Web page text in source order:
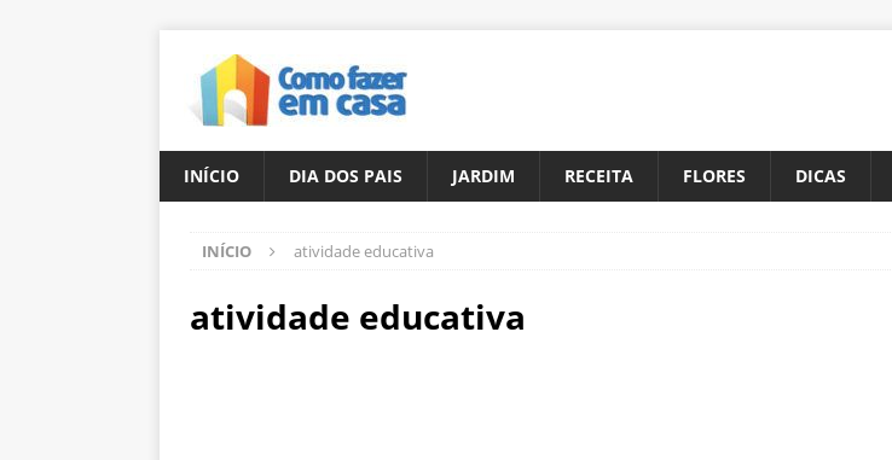
INÍCIO DIA DOS PAIS JARDIM RECEITA FLORES DICAS
INÍCIO atividade educativa
atividade educativa